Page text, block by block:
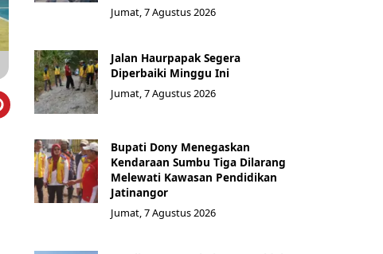
Jumat, 7 Agustus 2026
Jalan Haurpapak Segera
Diperbaiki Minggu Ini
Jumat, 7 Agustus 2026
Bupati Dony Menegaskan
Kendaraan Sumbu Tiga Dilarang
Melewati Kawasan Pendidikan
Jatinangor
Jumat, 7 Agustus 2026